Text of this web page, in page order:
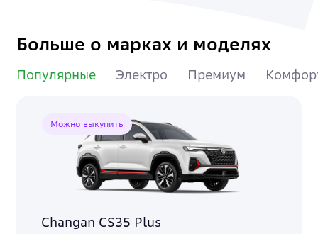
Больше о марках и моделях
Популярные Электро Премиум
Можно выкупить
Changan CS35 Plus